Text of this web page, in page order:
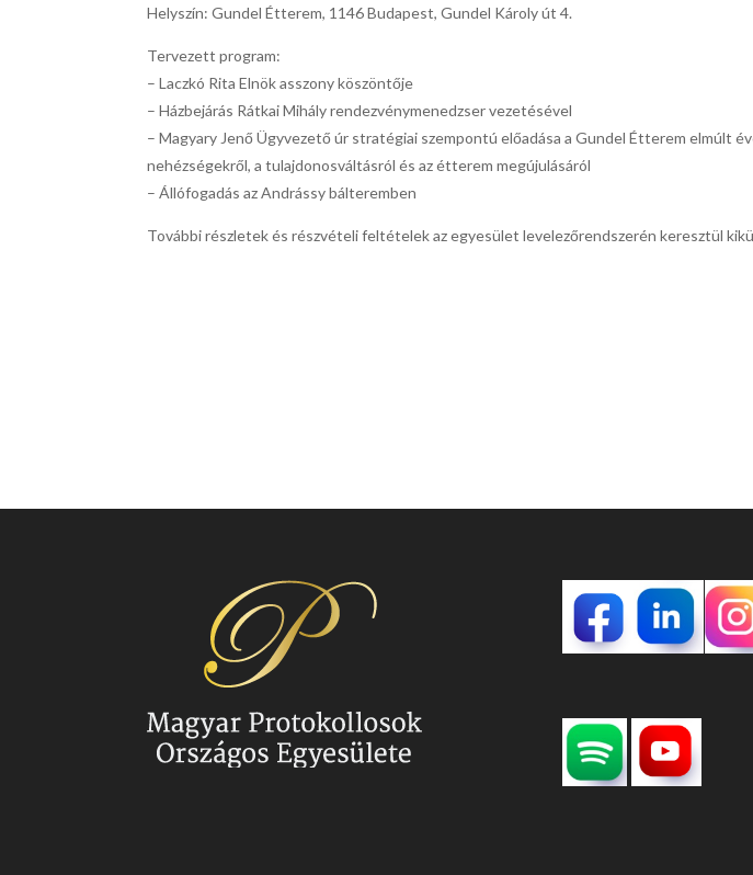
Helyszín: Gundel Étterem, 1146 Budapest, Gundel Károly út 4.
Tervezett program:
– Laczkó Rita Elnök asszony köszöntője
– Házbejárás Rátkai Mihály rendezvénymenedzser vezetésével
– Magyary Jenő Ügyvezető úr stratégiai szempontú előadása a Gundel Étterem elmúlt
nehézségekről, a tulajdonosváltásról és az étterem megújulásáról
– Állófogadás az Andrássy bálteremben
További részletek és részvételi feltételek az egyesület levelezőrendszerén keresztül